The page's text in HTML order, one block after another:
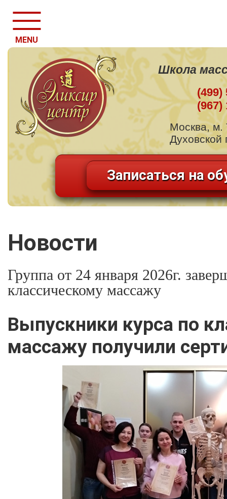
MENU
Школа
(499)
(967)
Москва, м.
Духовской
Записаться на
Новости
Группа от 24 января 2026г.
классическому массажу
Выпускники курса по
массажу получили